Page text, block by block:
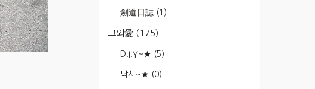
劍道日誌 (1)
그외愛 (175)
D.I.Y~★ (5)
낚시~★ (0)